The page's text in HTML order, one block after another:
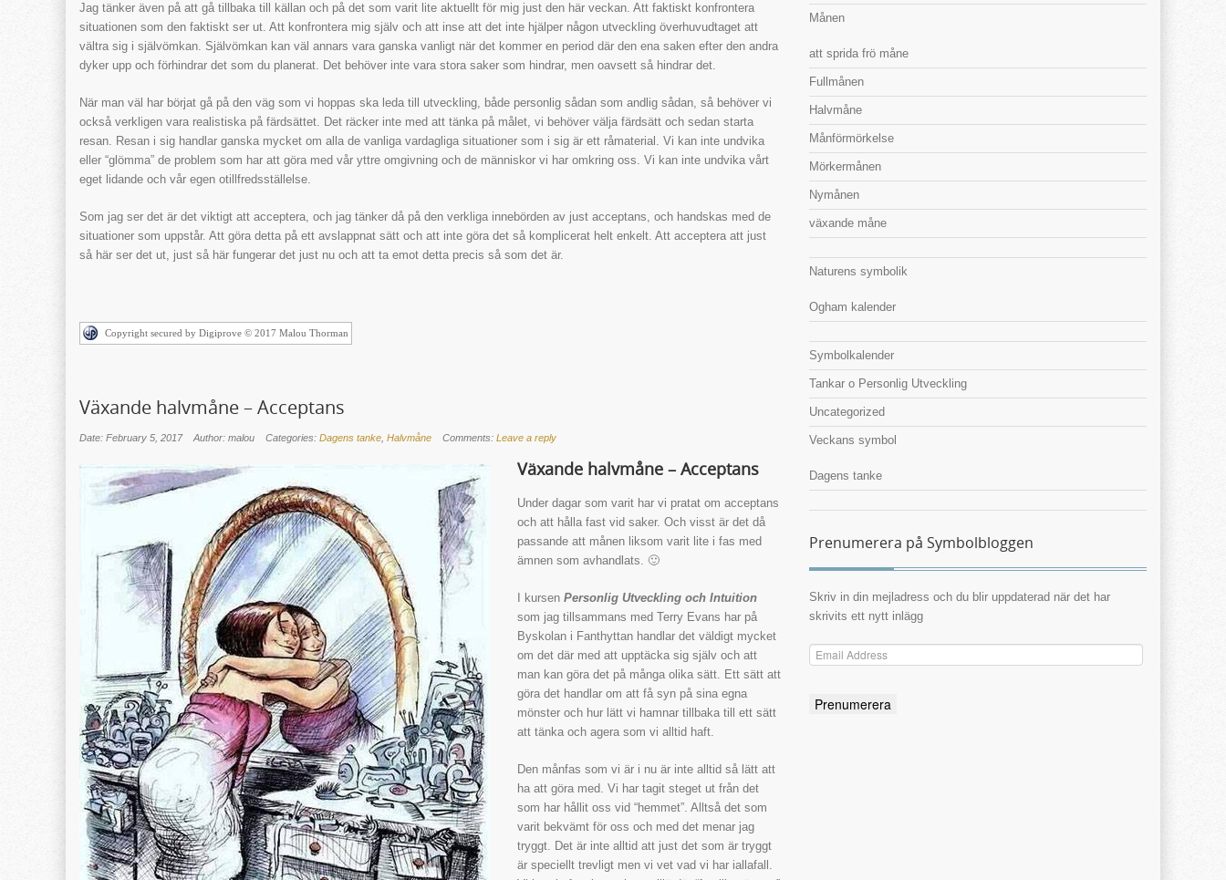
Jag tänker även på att gå tillbaka till källan och på det som varit lite aktuellt för mig just den här veckan. Att faktiskt konfrontera
situationen som den faktiskt ser ut. Att konfrontera mig själv och att inse att det inte hjälper någon utveckling överhuvudtaget att
vältra sig i självömkan. Självömkan kan väl annars vara ganska vanligt när det kommer en period där den ena saken efter den andra
dyker upp och förhindrar det som du planerat. Det behöver inte vara stora saker som hindrar, men oavsett så hindrar det.
När man väl har börjat gå på den väg som vi hoppas ska leda till utveckling, både personlig sådan som andlig sådan, så behöver vi
också verkligen vara realistiska på färdsättet. Det räcker inte med att tänka på målet, vi behöver välja färdsätt och sedan starta
resan. Resan i sig handlar ganska mycket om alla de vanliga vardagliga situationer som i sig är ett råmaterial. Vi kan inte undvika
eller “glömma” de problem som har att göra med vår yttre omgivning och de människor vi har omkring oss. Vi kan inte undvika vårt
eget lidande och vår egen otillfredsställelse.
Som jag ser det är det viktigt att acceptera, och jag tänker då på den verkliga innebörden av just acceptans, och handskas med de
situationer som uppstår. Att göra detta på ett avslappnat sätt och att inte göra det så komplicerat helt enkelt. Att acceptera att just
så här ser det ut, just så här fungerar det just nu och att ta emot detta precis så som det är.
Copyright secured by Digiprove © 2017 Malou Thorman
Växande halvmåne – Acceptans
Date: February 5, 2017 Author: malou Categories: Dagens tanke Halvmåne Comments: Leave a reply
Växande halvmåne – Acceptans
Under dagar som varit har vi pratat om acceptans
och att hålla fast vid saker. Och visst är det då
passande att månen liksom varit lite i fas med
ämnen som avhandlats. 🙂
I kursen Personlig Utveckling och Intuition
som jag tillsammans med Terry Evans har på
Byskolan i Fanthyttan handlar det väldigt mycket
om det där med att upptäcka sig själv och att
man kan göra det på många olika sätt. Ett sätt att
göra det handlar om att få syn på sina egna
mönster och hur lätt vi hamnar tillbaka till ett sätt
att tänka och agera som vi alltid haft.
Den månfas som vi är i nu är inte alltid så lätt att
ha att göra med. Vi har tagit steget ut från det
som har hållit oss vid “hemmet”. Alltså det som
varit bekvämt för oss och med det menar jag
tryggt. Det är inte alltid att just det som är tryggt
är speciellt trevligt men vi vet vad vi har iallafall.
Månen
att sprida frö måne
Fullmånen
Halvmåne
Månförmörkelse
Mörkermånen
Nymånen
växande måne
Naturens symbolik
Ogham kalender
Symbolkalender
Tankar o Personlig Utveckling
Uncategorized
Veckans symbol
Dagens tanke
Prenumerera på Symbolbloggen
Skriv in din mejladress och du blir uppdaterad när det har
skrivits ett nytt inlägg
Email